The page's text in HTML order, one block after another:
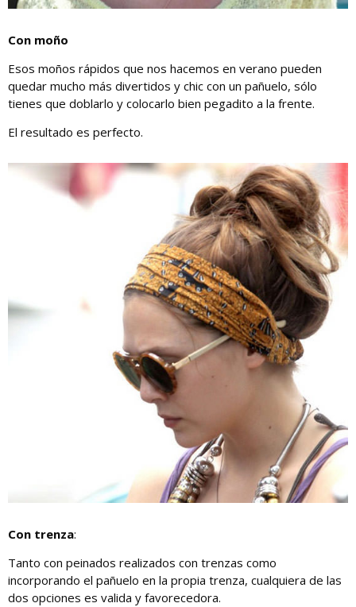
Con moño
Esos moños rápidos que nos hacemos en verano pueden
quedar mucho más divertidos y chic con un pañuelo, sólo
tienes que doblarlo y colocarlo bien pegadito a la frente.
El resultado es perfecto.
Con trenza:
Tanto con peinados realizados con trenzas como
incorporando el pañuelo en la propia trenza, cualquiera de las
dos opciones es valida y favorecedora.